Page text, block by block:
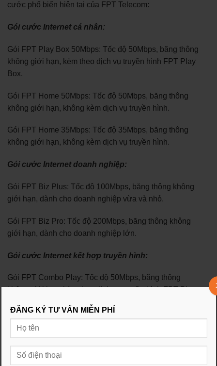
cước phổ biến hiện tại của FPT Telecom:
Gói cước Internet cá nhân:
Gói FPT Play Box 50Mbps: Tốc độ 50Mbps, băng thông
không giới hạn, kèm theo dịch vụ truyền hình FPT Play
Box.
Gói FPT Home 50Mbps: Tốc độ 50Mbps, băng thông
không giới hạn, không kèm dịch vụ truyền hình.
Gói FPT Home 35Mbps: Tốc độ 35Mbps, băng thông
không giới hạn, không kèm dịch vụ truyền hình.
Gói cước Internet doanh nghiệp:
Gói FPT Biz Plus: Tốc độ 100Mbps, băng thông không
giới hạn, dành cho doanh nghiệp vừa và nhỏ.
Gói FPT Biz Pro: Tốc độ 200Mbps, băng thông không
giới hạn, dành cho doanh nghiệp lớn.
Gói cước Internet kết hợp truyền hình:
Gói FPT Combo Play: Tốc độ 50Mbps, băng thông
không giới hạn, kèm theo dịch vụ truyền hình FPT Play
Gói FPT Combo Home: Tốc độ 50Mbps, băng thông
không giới hạn, kèm theo dịch vụ truyền hình FPT Play
Box và FPT Play Box Plus.
ĐĂNG KÝ TƯ VẤN MIỄN PHÍ